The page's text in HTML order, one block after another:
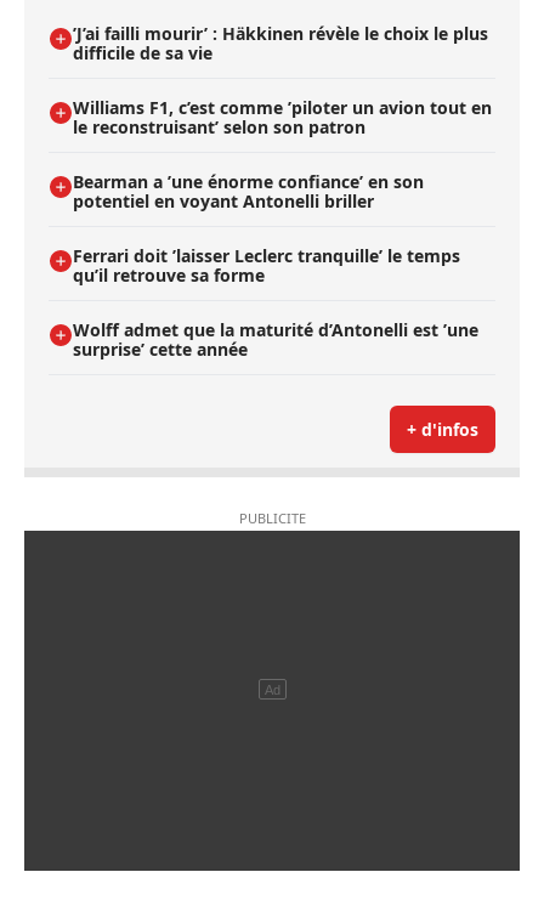
’J’ai failli mourir’ : Häkkinen révèle le choix le plus
difficile de sa vie
Williams F1, c’est comme ’piloter un avion tout en
le reconstruisant’ selon son patron
Bearman a ’une énorme confiance’ en son
potentiel en voyant Antonelli briller
Ferrari doit ’laisser Leclerc tranquille’ le temps
qu’il retrouve sa forme
Wolff admet que la maturité d’Antonelli est ’une
surprise’ cette année
+ d'infos